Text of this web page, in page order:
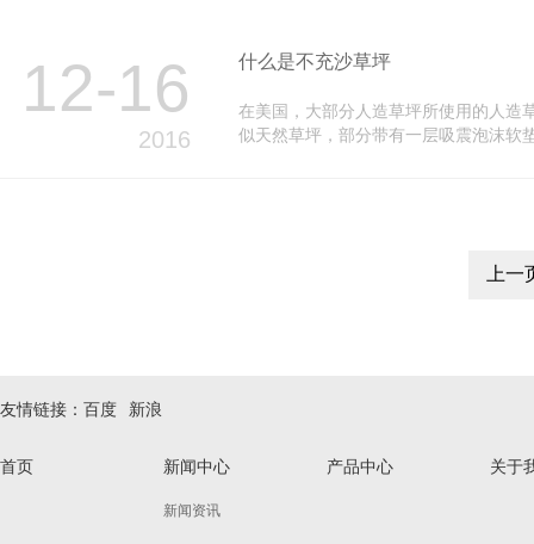
12-16
2016
什么是不充沙草坪
在美国，大部分人造草坪所使用的人造
似天然草坪，部分带有一层吸震泡沫软
上一
友情链接： 百度 新浪
首页 新闻中心
新闻资讯
产品中心 关于